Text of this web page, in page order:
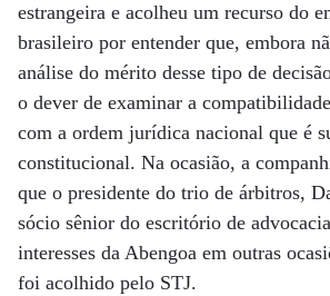
estrangeira e acolheu um recurso do
brasileiro por entender que, embora
análise do mérito desse tipo de
o dever de examinar a
com a ordem jurídica nacional que é
constitucional. Na ocasião, a
que o presidente do trio de árbitros,
sócio sênior do escritório de
interesses da Abengoa em outras
foi acolhido pelo STJ.